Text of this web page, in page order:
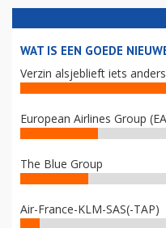
WAT IS EEN GOEDE
Verzin alsjeblieft iets anders
European Airlines Group
The Blue Group
Air-France-KLM-SAS(-TAP)